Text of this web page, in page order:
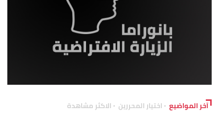
آخر المواضيع اختيار المحررين الاكثر مشاهدة